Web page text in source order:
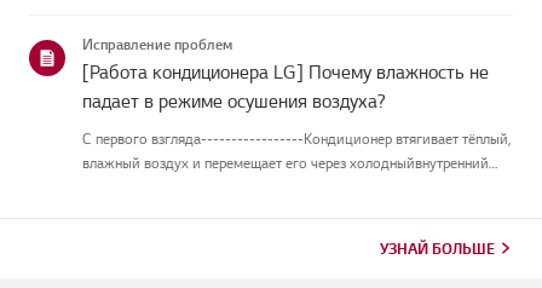
Исправление проблем
[Работа кондиционера LG] Почему влажность не
падает в режиме осушения воздуха?
С первого взгляда-----------------Кондиционер втягивает тёплый,
влажный воздух и перемещает его через холодныйвнутренний
УЗНАЙ БОЛЬШЕ